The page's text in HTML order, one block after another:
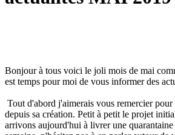
Bonjour à tous voici le joli mois de mai
est temps pour moi de vous informer des
Tout d'abord j'aimerais vous remercier
depuis sa création. Petit à petit le projet
arrivons aujourd'hui à livrer une quarantaine